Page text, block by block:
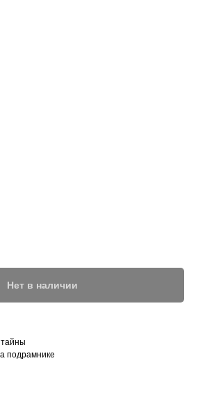
Нет в наличии
подрамнике